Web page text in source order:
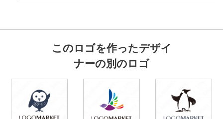
このロゴを作ったデザイ
ナーの別のロゴ